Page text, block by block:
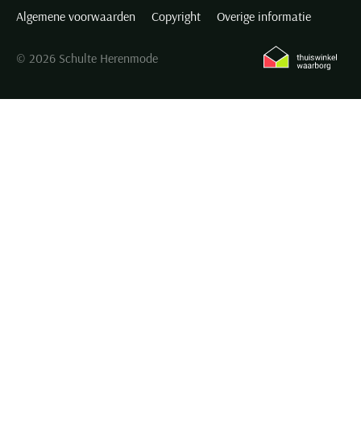
Algemene voorwaarden
Copyright Overige informatie
© 2026 Schulte Herenmode